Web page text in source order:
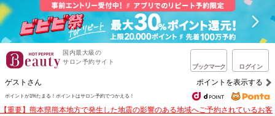
国内最大級の
サロン予約サイト
ブックマーク ログイン
ゲストさん ポイントを表示する
ポイントが1%たまる！ ポイントはサロン予約でつかえる！
【重要】熊本県熊本地方で発生した地震の影響のある地域へご予約されているお客